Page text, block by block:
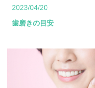
2023/04/20
歯磨きの目安